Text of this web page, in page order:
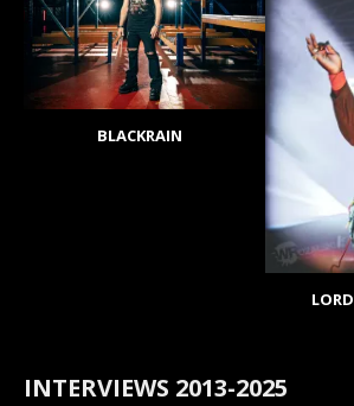
BLACKRAIN
INTERVIEWS 2013-2025